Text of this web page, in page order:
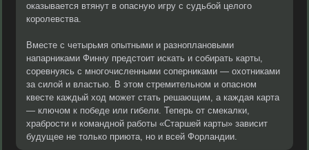
оказывается втянут в опасную игру с судьбой целого
королевства.
Вместе с четырьмя опытными и разноплановыми
напарниками Финну предстоит искать и собирать карты,
соревнуясь с многочисленными соперниками — охотниками
за силой и властью. В этом стремительном и опасном
квесте каждый ход может стать решающим, а каждая карта
— ключом к победе или гибели. Теперь от смекалки,
храбрости и командной работы «Старшей карты» зависит
будущее не только приюта, но и всей Форландии.